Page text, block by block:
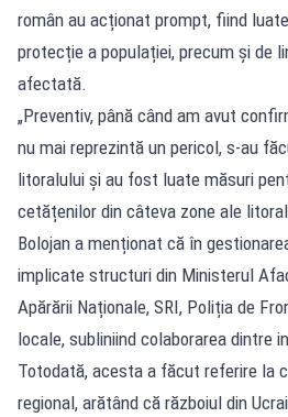
român au acționat prompt, fiind
protecție a populației, precum și de
afectată.
„Preventiv, până când am avut
nu mai reprezintă un pericol, s-au
litoralului și au fost luate măsuri
cetățenilor din câteva zone ale
Bolojan a menționat că în
implicate structuri din Ministerul
Apărării Naționale, SRI, Poliția de
locale, subliniind colaborarea dintre
Totodată, acesta a făcut referire la
regional, arătând că războiul din